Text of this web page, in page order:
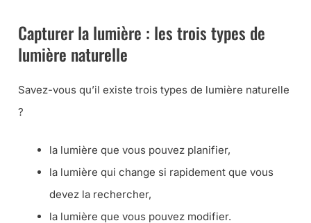
Capturer la lumière : les trois types de
lumière naturelle
Savez-vous qu’il existe trois types de lumière naturelle
?
la lumière que vous pouvez planifier,
la lumière qui change si rapidement que vous
devez la rechercher,
la lumière que vous pouvez modifier.